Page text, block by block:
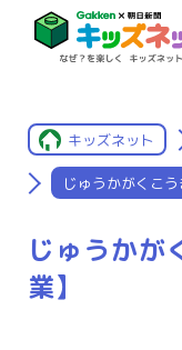
キッズネット
じゅうかがくこう
じゅうかが
業】